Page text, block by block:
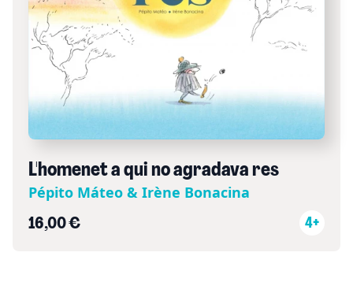
L'homenet a qui no agradava res
Pépito Máteo & Irène Bonacina
16,00 € 4+